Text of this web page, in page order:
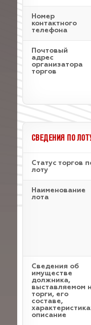
Номер
контактного
телефона
Почтовый
адрес
организатора
торгов
СВЕДЕНИЯ ПО
Статус торгов
лоту
Наименование
лота
Cведения об
имуществе
должника,
выставляемом
торги, его
составе,
описание